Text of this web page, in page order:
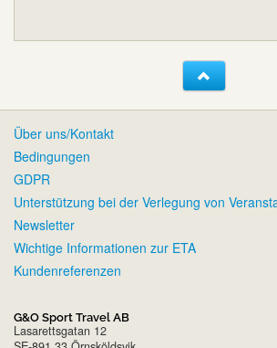
Über uns/Kontakt
Bedingungen
GDPR
Unterstützung bei der Verlegung von
Newsletter
Wichtige Informationen zur ETA
Kundenreferenzen
G&O Sport Travel AB
Lasarettsgatan 12